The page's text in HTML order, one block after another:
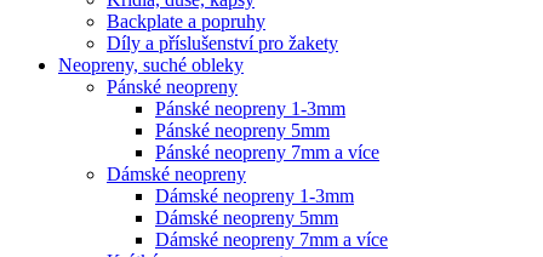
Backplate a popruhy
Díly a příslušenství pro žakety
Neopreny, suché obleky
Pánské neopreny
Pánské neopreny 1-3mm
Pánské neopreny 5mm
Pánské neopreny 7mm a více
Dámské neopreny
Dámské neopreny 1-3mm
Dámské neopreny 5mm
Dámské neopreny 7mm a více